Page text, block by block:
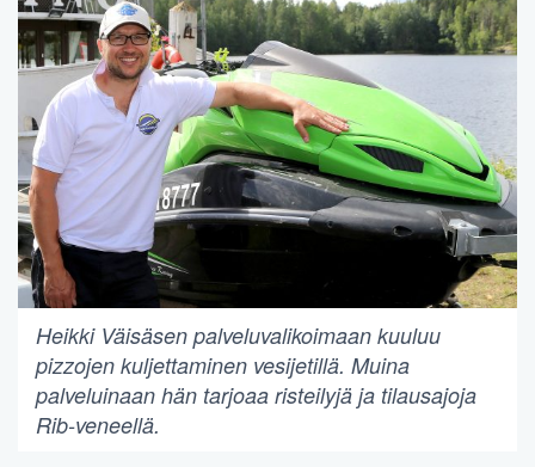
Heikki Väisäsen palveluvalikoimaan kuuluu
pizzojen kuljettaminen vesijetillä. Muina
palveluinaan hän tarjoaa risteilyjä ja tilausajoja
Rib-veneellä.